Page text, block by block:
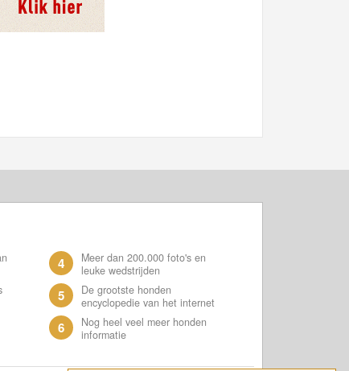
4
Meer dan 200.000 foto's en
leuke wedstrijden
5
De grootste honden
encyclopedie van het internet
6
Nog heel veel meer honden
informatie